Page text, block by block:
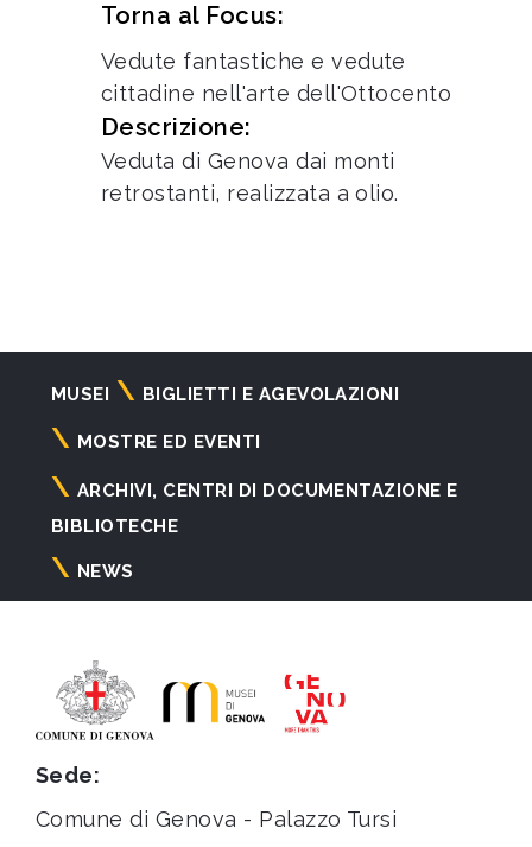
Torna al Focus:
Vedute fantastiche e vedute
cittadine nell'arte dell'Ottocento
Descrizione:
Veduta di Genova dai monti
retrostanti, realizzata a olio.
Navigazione
principale
MUSEI BIGLIETTI E AGEVOLAZIONI
MOSTRE ED EVENTI
ARCHIVI, CENTRI DI DOCUMENTAZIONE E
BIBLIOTECHE
NEWS
Sede:
Comune di Genova - Palazzo Tursi